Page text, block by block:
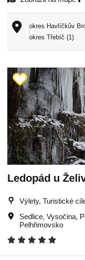
okres Havlíčkův
okres Třebíč (1)
Ledopád u
Výlety, Turistické
Sedlice, Vysočina,
Pelhřimovsko